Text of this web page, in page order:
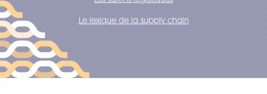
Le lexique de la supply chain